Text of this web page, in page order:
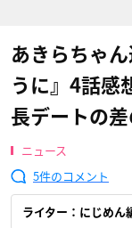
あきらちゃ
うに』4話感
長デートの
ニュース
5
ライター：にじめん